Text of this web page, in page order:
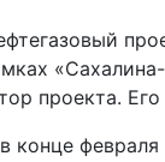
проекта.
конце